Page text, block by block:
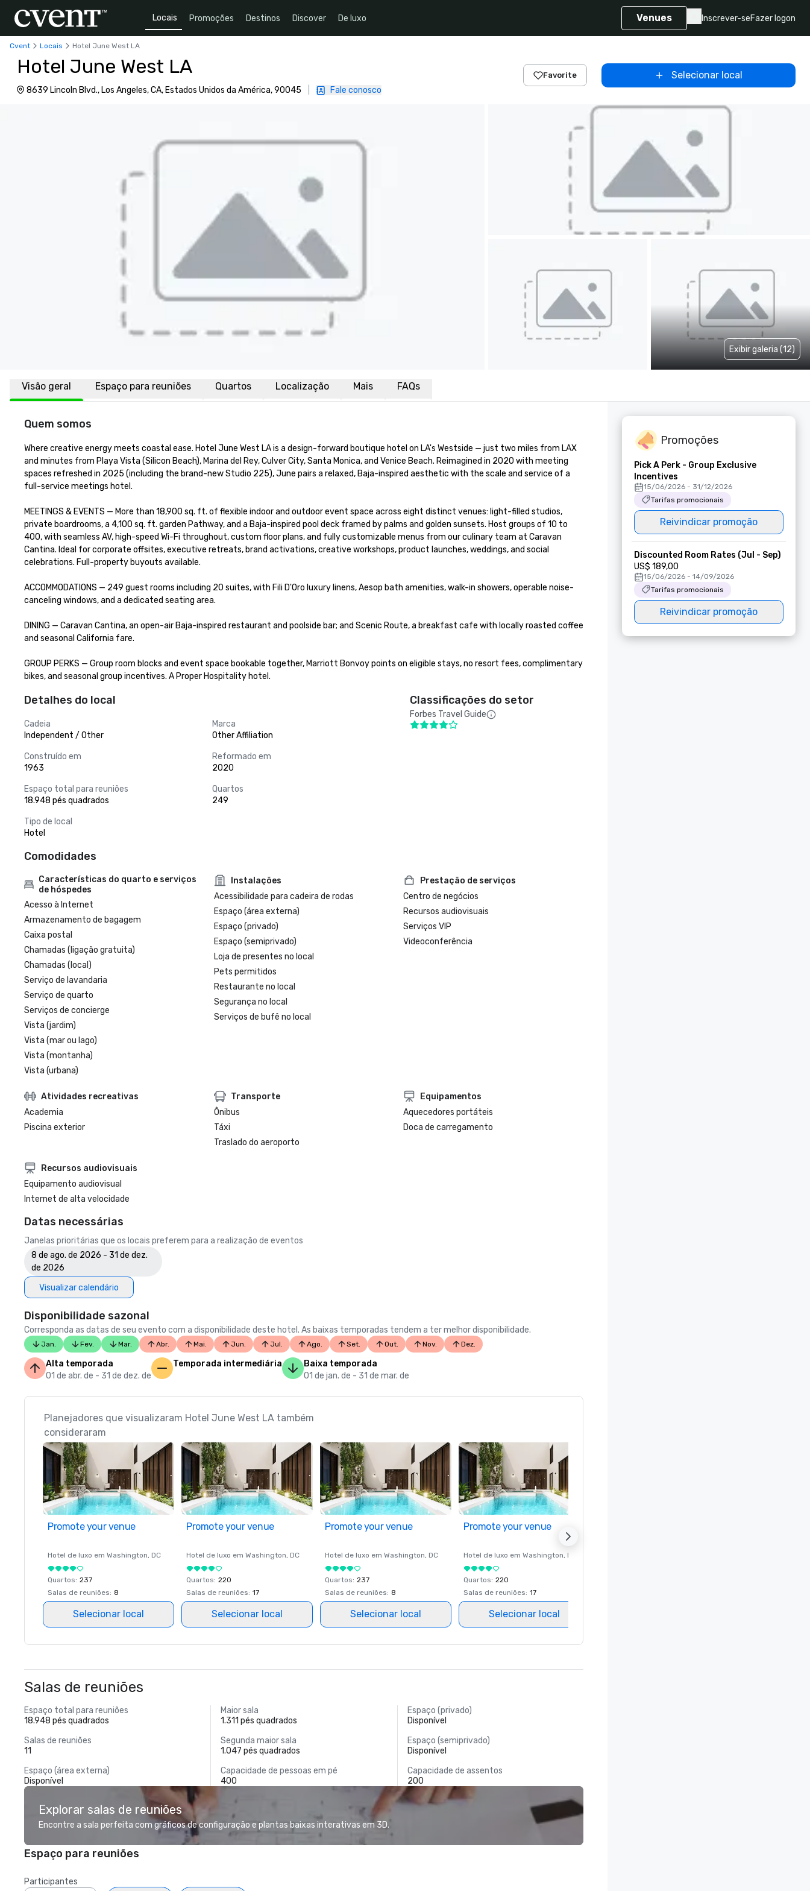
Locais Promoções Destinos Discover De luxo Venues Inscrever-seFazer logon
Cvent Locais Hotel June West LA
Hotel June West LA
8639 Lincoln Blvd., Los Angeles, CA, Estados Unidos da América, 90045 Fale conosco
Favorite Selecionar local
Exibir galeria (12)
Visão geral Espaço para reuniões Quartos Localização Mais FAQs
Quem somos
Where creative energy meets coastal ease. Hotel June West LA is a design-forward boutique hotel on LA's Westside — just two miles from LAX
and minutes from Playa Vista (Silicon Beach), Marina del Rey, Culver City, Santa Monica, and Venice Beach. Reimagined in 2020 with meeting
spaces refreshed in 2025 (including the brand-new Studio 225), June pairs a relaxed, Baja-inspired aesthetic with the scale and service of a
full-service meetings hotel.
MEETINGS & EVENTS — More than 18,900 sq. ft. of flexible indoor and outdoor event space across eight distinct venues: light-filled studios,
private boardrooms, a 4,100 sq. ft. garden Pathway, and a Baja-inspired pool deck framed by palms and golden sunsets. Host groups of 10 to
400, with seamless AV, high-speed Wi-Fi throughout, custom floor plans, and fully customizable menus from our culinary team at Caravan
Cantina. Ideal for corporate offsites, executive retreats, brand activations, creative workshops, product launches, weddings, and social
celebrations. Full-property buyouts available.
ACCOMMODATIONS — 249 guest rooms including 20 suites, with Fili D'Oro luxury linens, Aesop bath amenities, walk-in showers, operable noise-
canceling windows, and a dedicated seating area.
DINING — Caravan Cantina, an open-air Baja-inspired restaurant and poolside bar; and Scenic Route, a breakfast cafe with locally roasted coffee
and seasonal California fare.
GROUP PERKS — Group room blocks and event space bookable together, Marriott Bonvoy points on eligible stays, no resort fees, complimentary
bikes, and seasonal group incentives. A Proper Hospitality hotel.
Detalhes do local
Cadeia
Independent / Other
Marca
Other Affiliation
Construído em
1963
Reformado em
2020
Espaço total para reuniões
18.948 pés quadrados
Quartos
249
Tipo de local
Hotel
Classificações do setor
Forbes Travel Guide
Comodidades
Características do quarto e serviços
de hóspedes
Acesso à Internet
Armazenamento de bagagem
Caixa postal
Chamadas (ligação gratuita)
Chamadas (local)
Serviço de lavandaria
Serviço de quarto
Serviços de concierge
Vista (jardim)
Vista (mar ou lago)
Vista (montanha)
Vista (urbana)
Instalações
Acessibilidade para cadeira de rodas
Espaço (área externa)
Espaço (privado)
Espaço (semiprivado)
Loja de presentes no local
Pets permitidos
Restaurante no local
Segurança no local
Serviços de bufê no local
Prestação de serviços
Centro de negócios
Recursos audiovisuais
Serviços VIP
Videoconferência
Atividades recreativas
Academia
Piscina exterior
Transporte
Ônibus
Táxi
Traslado do aeroporto
Equipamentos
Aquecedores portáteis
Doca de carregamento
Recursos audiovisuais
Equipamento audiovisual
Internet de alta velocidade
Datas necessárias
Janelas prioritárias que os locais preferem para a realização de eventos
8 de ago. de 2026 - 31 de dez.
de 2026
Visualizar calendário
Disponibilidade sazonal
Corresponda as datas de seu evento com a disponibilidade deste hotel. As baixas temporadas tendem a ter melhor disponibilidade.
Jan. Fev. Mar. Abr. Mai. Jun. Jul. Ago. Set. Out. Nov. Dez.
Alta temporada
01 de abr. de - 31 de dez. de
Temporada intermediária
Baixa temporada
01 de jan. de - 31 de mar. de
Planejadores que visualizaram Hotel June West LA também
consideraram
Promote your venue
Hotel de luxo em Washington, DC
Quartos: 237
Salas de reuniões: 8
Selecionar local
Promote your venue
Hotel de luxo em Washington, DC
Quartos: 220
Salas de reuniões: 17
Selecionar local
Promote your venue
Hotel de luxo em Washington, DC
Quartos: 237
Salas de reuniões: 8
Selecionar local
Promote your venue
Hotel de luxo em Washington, DC
Quartos: 220
Salas de reuniões: 17
Selecionar local
Salas de reuniões
Espaço total para reuniões
18.948 pés quadrados
Maior sala
1.311 pés quadrados
Espaço (privado)
Disponível
Salas de reuniões
11
Segunda maior sala
1.047 pés quadrados
Espaço (semiprivado)
Disponível
Espaço (área externa)
Disponível
Capacidade de pessoas em pé
400
Capacidade de assentos
200
Explorar salas de reuniões
Encontre a sala perfeita com gráficos de configuração e plantas baixas interativas em 3D.
Espaço para reuniões
Participantes
Promoções
Pick A Perk - Group Exclusive
Incentives
15/06/2026 - 31/12/2026
Tarifas promocionais
Reivindicar promoção
Discounted Room Rates (Jul - Sep)
US$ 189,00
15/06/2026 - 14/09/2026
Tarifas promocionais
Reivindicar promoção